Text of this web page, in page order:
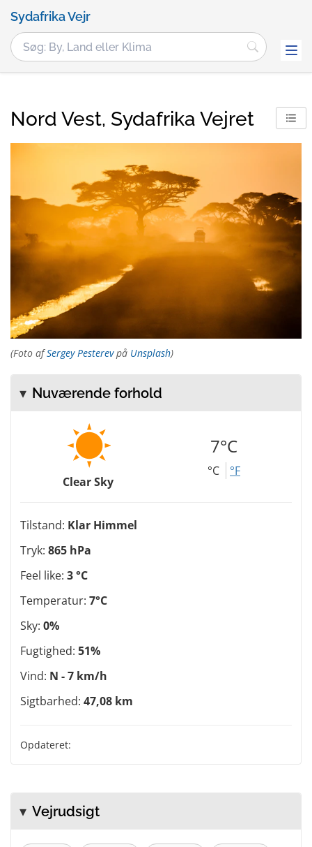
Sydafrika Vejr
Nord Vest, Sydafrika Vejret
(Foto afSergey Pesterevpå Unsplash)
Nuværende forhold
Clear Sky
7°C
°C °F
Tilstand: Klar Himmel
Tryk: 865 hPa
Feel like: 3 °C
Temperatur: 7°C
Sky: 0%
Fugtighed: 51%
Vind: N - 7 km/h
Sigtbarhed: 47,08 km
Opdateret:
Vejrudsigt